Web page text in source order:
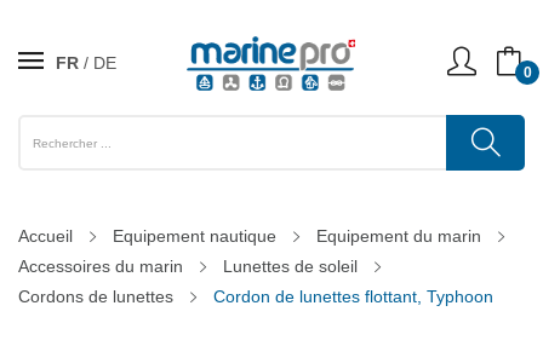
FR DE 0
Accueil Equipement nautique
Equipement du marin
Accessoires du marin
Lunettes de soleil
Cordons de lunettes
Cordon de lunettes flottant, Typhoon